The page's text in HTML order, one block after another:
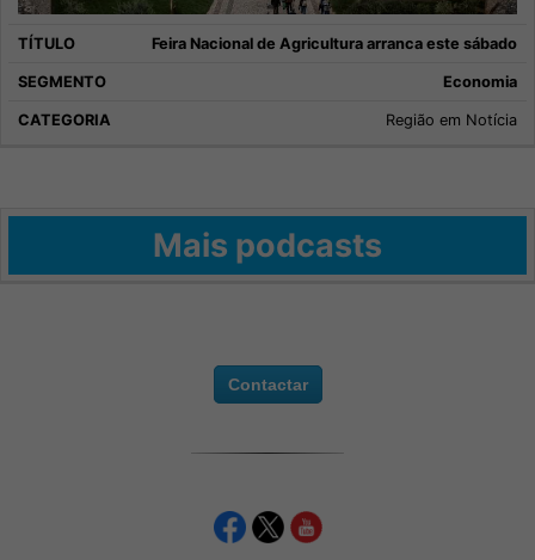
Feira Nacional de Agricultura arranca este sábado
Economia
Região em Notícia
Mais podcasts
Contactar